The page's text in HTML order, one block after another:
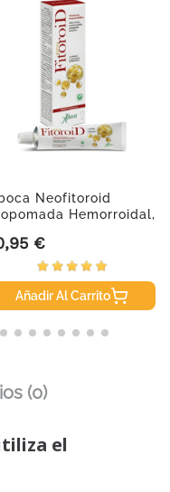
Neofitoroid
Hemorroidal,
€
Añadir Al Carrito
(0)
el